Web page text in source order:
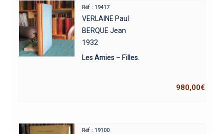
Réf : 19417
VERLAINE Paul
BERQUE Jean
1932
Les Amies – Filles.
980,00€
Réf : 19100